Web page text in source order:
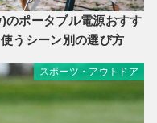
のポータブル電源おすす
うシーン別の選び方
スポーツ・アウトドア